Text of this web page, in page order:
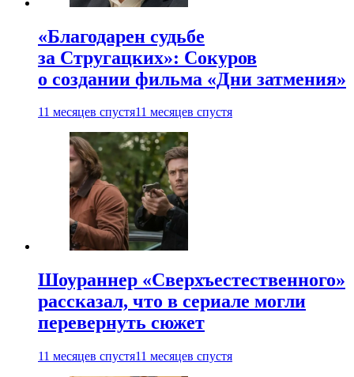
«Благодарен судьбе
за Стругацких»: Сокуров
о создании фильма «Дни затмения»
11 месяцев спустя11 месяцев спустя
Шоураннер «Сверхъестественного»
рассказал, что в сериале могли
перевернуть сюжет
11 месяцев спустя11 месяцев спустя